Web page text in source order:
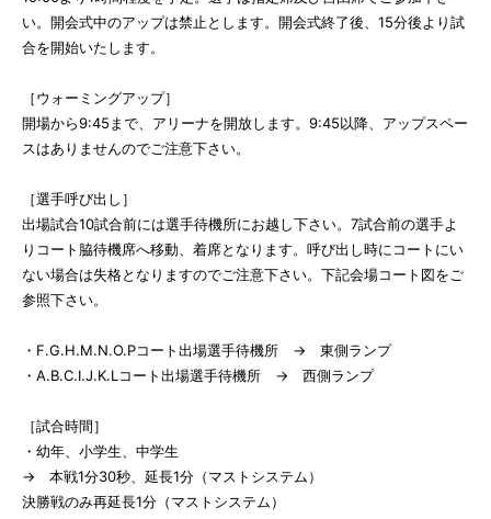
い。開会式中のアップは禁止とします。開会式終了後、15分後より試
合を開始いたします。
［ウォーミングアップ］
開場から9:45まで、アリーナを開放します。9:45以降、アップスペー
スはありませんのでご注意下さい。
［選手呼び出し］
出場試合10試合前には選手待機所にお越し下さい。7試合前の選手よ
りコート脇待機席へ移動、着席となります。呼び出し時にコートにい
ない場合は失格となりますのでご注意下さい。下記会場コート図をご
参照下さい。
・F.G.H.M.N.O.Pコート出場選手待機所 → 東側ランプ
・A.B.C.I.J.K.Lコート出場選手待機所 → 西側ランプ
［試合時間］
・幼年、小学生、中学生
→ 本戦1分30秒、延長1分（マストシステム）
決勝戦のみ再延長1分（マストシステム）